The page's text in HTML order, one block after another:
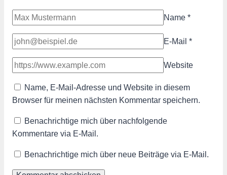
Name *
E-Mail *
Website
Name, E-Mail-Adresse und Website in diesem
Browser für meinen nächsten Kommentar speichern.
Benachrichtige mich über nachfolgende
Kommentare via E-Mail.
Benachrichtige mich über neue Beiträge via E-Mail.